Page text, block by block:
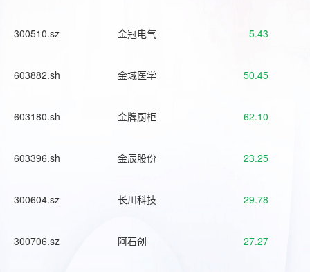
300510.sz 金冠电气 5.43
603882.sh 金域医学 50.45
603180.sh 金牌厨柜 62.10
603396.sh 金辰股份 23.25
300604.sz 长川科技 29.78
300706.sz 阿石创 27.27